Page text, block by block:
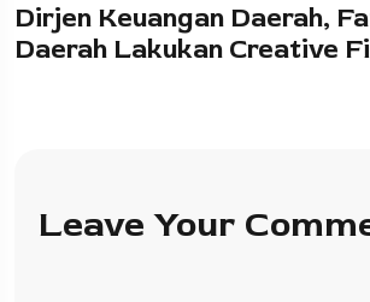
Dirjen Keuangan Daerah,
Daerah Lakukan Creative
Leave Your